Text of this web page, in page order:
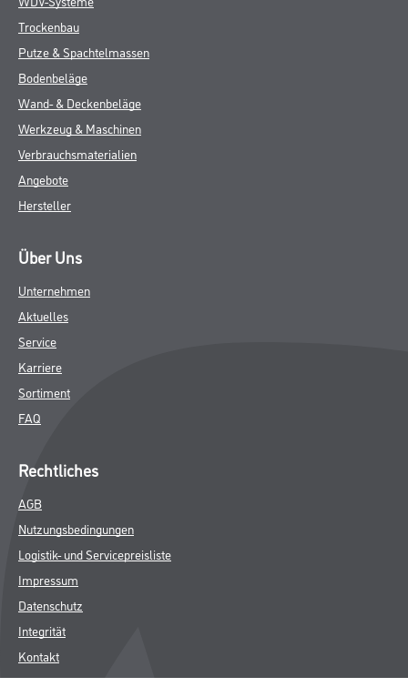
Trockenbau
Putze & Spachtelmassen
Bodenbeläge
Wand- & Deckenbeläge
Werkzeug & Maschinen
Verbrauchsmaterialien
Angebote
Hersteller
Über Uns
Unternehmen
Aktuelles
Service
Karriere
Sortiment
FAQ
Rechtliches
AGB
Nutzungsbedingungen
Logistik- und Servicepreisliste
Impressum
Datenschutz
Integrität
Kontakt